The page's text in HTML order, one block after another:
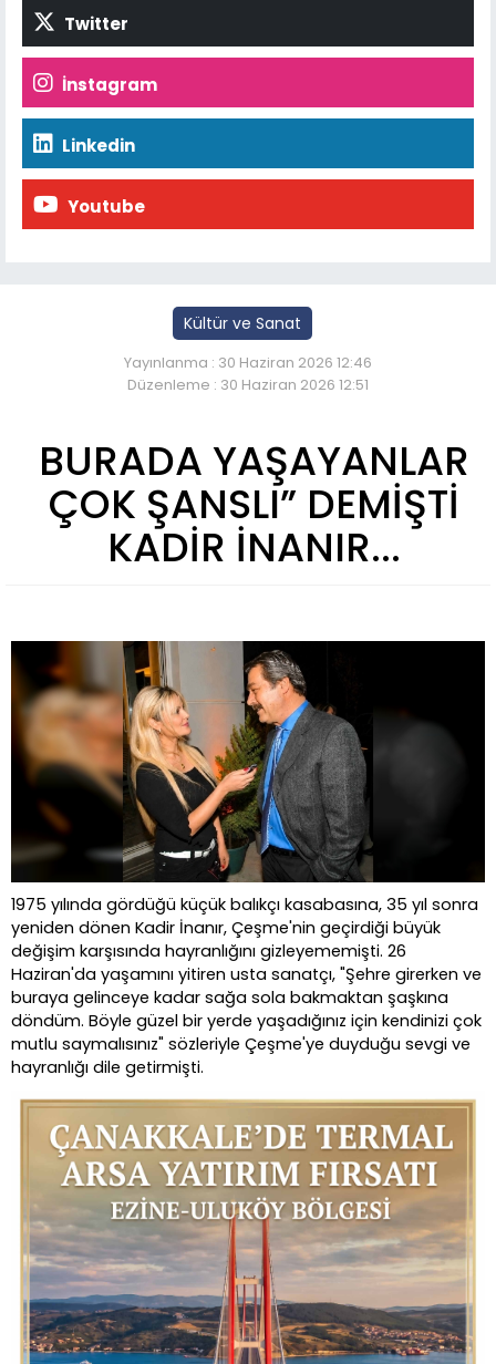
Twitter
İnstagram
Linkedin
Youtube
Kültür ve Sanat
Yayınlanma : 30 Haziran 2026 12:46
Düzenleme : 30 Haziran 2026 12:51
BURADA YAŞAYANLAR
ÇOK ŞANSLI” DEMİŞTİ
KADİR İNANIR...
1975 yılında gördüğü küçük balıkçı kasabasına, 35 yıl sonra
yeniden dönen Kadir İnanır, Çeşme'nin geçirdiği büyük
değişim karşısında hayranlığını gizleyememişti. 26
Haziran'da yaşamını yitiren usta sanatçı, "Şehre girerken ve
buraya gelinceye kadar sağa sola bakmaktan şaşkına
döndüm. Böyle güzel bir yerde yaşadığınız için kendinizi çok
mutlu saymalısınız" sözleriyle Çeşme'ye duyduğu sevgi ve
hayranlığı dile getirmişti.